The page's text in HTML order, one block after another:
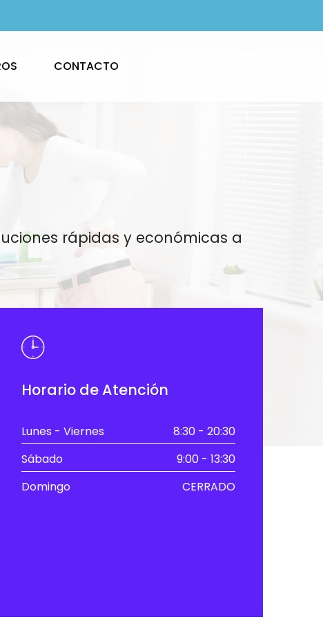
CONTACTO
rápidas y económicas a
Horario de Atención
Lunes - Viernes
8:30 - 20:30
Sábado
9:00 - 13:30
Domingo
CERRADO